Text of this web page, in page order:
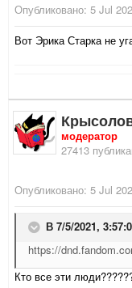
Опубликовано: 5 Jul
Вот Эрика Старка не
модератор
27413
Опубликовано: 5 Jul
В 7/5/2021,
https://
Кто все эти